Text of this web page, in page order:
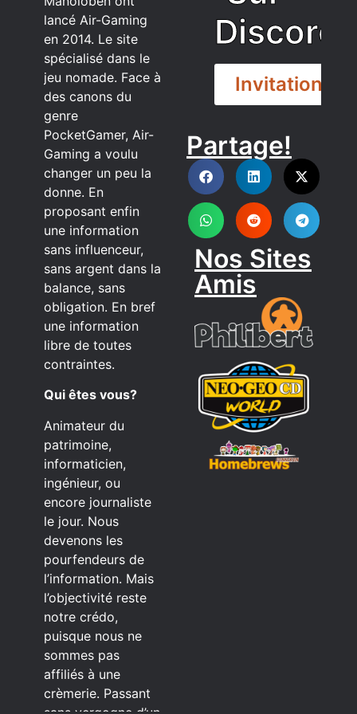
lancé Air-Gaming
en 2014. Le site
spécialisé dans le
jeu nomade. Face à
des canons du
genre
PocketGamer, Air-
Gaming a voulu
changer un peu la
donne. En
proposant enfin
une information
sans influenceur,
sans argent dans la
balance, sans
obligation. En bref
une information
libre de toutes
contraintes.
Qui êtes vous?
Animateur du
patrimoine,
informaticien,
ingénieur, ou
encore journaliste
le jour. Nous
devenons les
pourfendeurs de
l’information. Mais
l’objectivité reste
notre crédo,
puisque nous ne
sommes pas
affiliés à une
crèmerie. Passant
Discord
Invitation
DISCORD
Partage!
Nos Sites
Amis